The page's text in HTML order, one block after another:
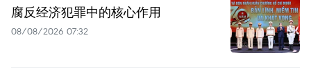
腐反经济犯罪中的核心作用
08/08/2026 07:32